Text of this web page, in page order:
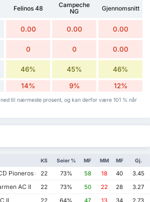
Felinos 48
Campeche
NG
Gjennomsnitt
0.00 0.00 0.00
0 0 0.00
46% 45% 46%
14% 9% 12%
til nærmeste prosent, og kan derfor være 101 % når
KS Seier % MF MM MF Gj.
Pioneros de Cancun II
22 73% 58 18 40
3.45
AC II 22 73% 50 22 28
3.27
II 22 64% 47 13 34 2.73